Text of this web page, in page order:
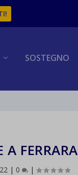
SOSTEGNO
FERRARA
| 0 |